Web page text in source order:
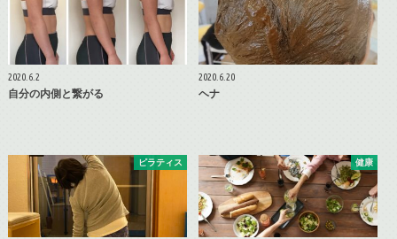
2020.6.2
自分の内側と繋がる
2020.6.20
ヘナ
ピラティス 健康